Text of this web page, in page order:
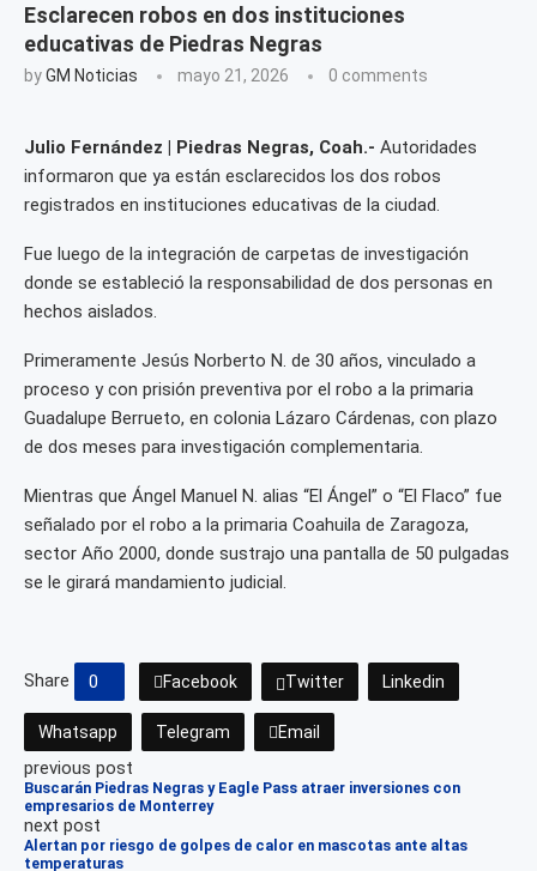
Esclarecen robos en dos instituciones
educativas de Piedras Negras
byGM Noticias mayo 21, 2026 0 comments
Julio Fernández | Piedras Negras, Coah.- Autoridades
informaron que ya están esclarecidos los dos robos
registrados en instituciones educativas de la ciudad.
Fue luego de la integración de carpetas de investigación
donde se estableció la responsabilidad de dos personas en
hechos aislados.
Primeramente Jesús Norberto N. de 30 años, vinculado a
proceso y con prisión preventiva por el robo a la primaria
Guadalupe Berrueto, en colonia Lázaro Cárdenas, con plazo
de dos meses para investigación complementaria.
Mientras que Ángel Manuel N. alias “El Ángel” o “El Flaco” fue
señalado por el robo a la primaria Coahuila de Zaragoza,
sector Año 2000, donde sustrajo una pantalla de 50 pulgadas
se le girará mandamiento judicial.
Share 0 Facebook Twitter Linkedin
Whatsapp Telegram Email
previous post
Buscarán Piedras Negras y Eagle Pass atraer inversiones con
empresarios de Monterrey
next post
Alertan por riesgo de golpes de calor en mascotas ante altas
temperaturas